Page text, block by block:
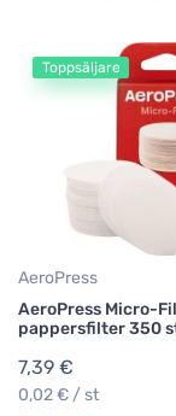
Toppsäljare
AeroPress
AeroPress Micro-
pappersfilter 350
7,39 €
0,02 € / st